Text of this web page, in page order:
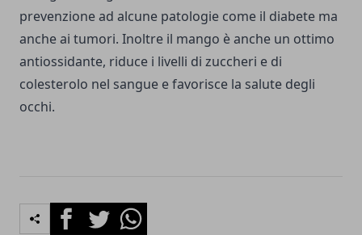
prevenzione ad alcune patologie come il diabete ma
anche ai tumori. Inoltre il mango è anche un ottimo
antiossidante, riduce i livelli di zuccheri e di
colesterolo nel sangue e favorisce la salute degli
occhi.
FacebookTwitterWhatsapp